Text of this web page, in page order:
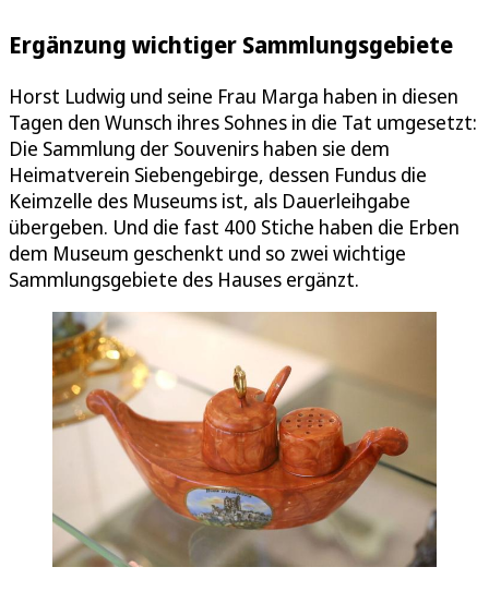
Ergänzung wichtiger Sammlungsgebiete
Horst Ludwig und seine Frau Marga haben in diesen
Tagen den Wunsch ihres Sohnes in die Tat umgesetzt:
Die Sammlung der Souvenirs haben sie dem
Heimatverein Siebengebirge, dessen Fundus die
Keimzelle des Museums ist, als Dauerleihgabe
übergeben. Und die fast 400 Stiche haben die Erben
dem Museum geschenkt und so zwei wichtige
Sammlungsgebiete des Hauses ergänzt.